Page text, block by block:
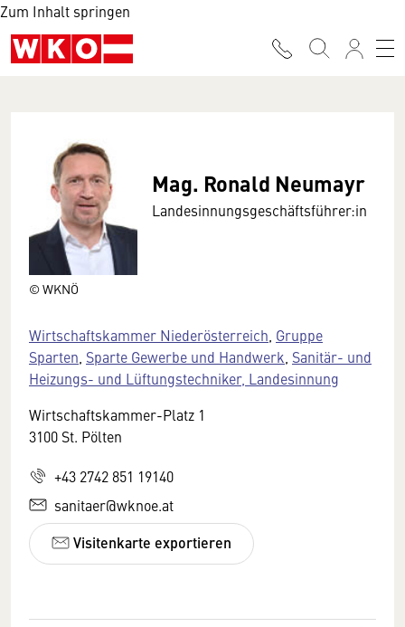
Zum Inhalt springen
© WKNÖ
Mag. Ronald Neumayr
Landesinnungsgeschäftsführer:in
Wirtschaftskammer Niederösterreich Gruppe
Sparten Sparte Gewerbe und Handwerk Sanitär- und
Heizungs- und Lüftungstechniker, Landesinnung
Wirtschaftskammer-Platz 1
3100 St. Pölten
+43 2742 851 19140
sanitaer@wknoe.at
Visitenkarte exportieren